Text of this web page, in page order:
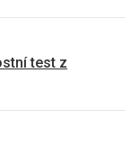
test z